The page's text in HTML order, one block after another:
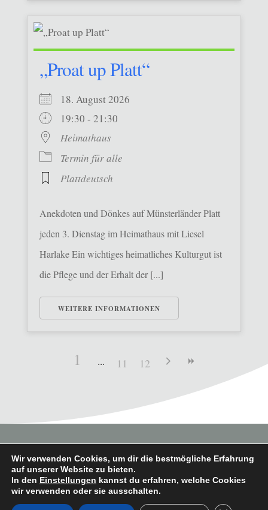
„Proat up Platt“
18. August 2026
19:30 - 21:30
Heimathaus
Termin für alle
Plattdeutsch
Anekdoten und Dönkes auf Münsterländer Platt
jeden 3. Dienstag im Heimathaus mit Liesel
Harlake Ein wichtiges heimatliches Kulturgut ist
die Pflege und der Erhalt der [...]
WEITERE INFORMATIONEN
1 11 12
Copyright © 2026 Heimatverein Saerbeck
Wir verwenden Cookies, um dir die bestmögliche Erfahrung
auf unserer Website zu bieten.
In den Einstellungen kannst du erfahren, welche Cookies
wir verwenden oder sie ausschalten.